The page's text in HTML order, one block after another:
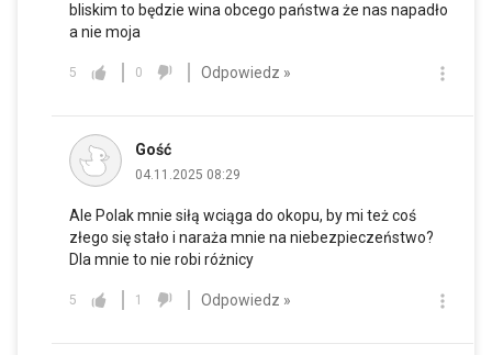
bliskim to będzie wina obcego państwa że nas napadło
a nie moja
5 0 Odpowiedz »
Gość
04.11.2025 08:29
Ale Polak mnie siłą wciąga do okopu, by mi też coś
złego się stało i naraża mnie na niebezpieczeństwo?
Dla mnie to nie robi różnicy
5 1 Odpowiedz »